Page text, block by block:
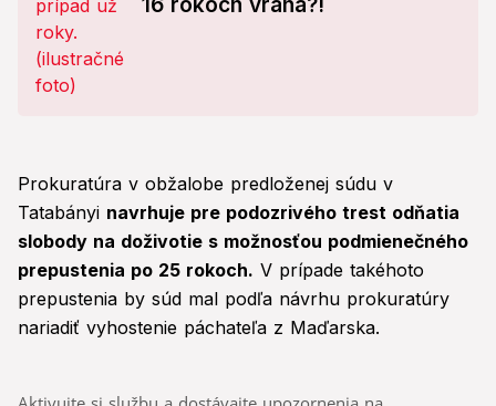
16 rokoch vraha?!
Prokuratúra v obžalobe predloženej súdu v
Tatabányi navrhuje pre podozrivého trest odňatia
slobody na doživotie s možnosťou podmienečného
prepustenia po 25 rokoch. V prípade takéhoto
prepustenia by súd mal podľa návrhu prokuratúry
nariadiť vyhostenie páchateľa z Maďarska.